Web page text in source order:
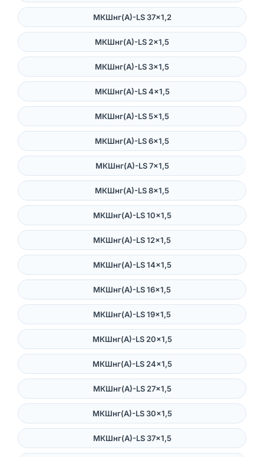
МКШнг(А)-LS 37×1,2
МКШнг(А)-LS 2×1,5
МКШнг(А)-LS 3×1,5
МКШнг(А)-LS 4×1,5
МКШнг(А)-LS 5×1,5
МКШнг(А)-LS 6×1,5
МКШнг(А)-LS 7×1,5
МКШнг(А)-LS 8×1,5
МКШнг(А)-LS 10×1,5
МКШнг(А)-LS 12×1,5
МКШнг(А)-LS 14×1,5
МКШнг(А)-LS 16×1,5
МКШнг(А)-LS 19×1,5
МКШнг(А)-LS 20×1,5
МКШнг(А)-LS 24×1,5
МКШнг(А)-LS 27×1,5
МКШнг(А)-LS 30×1,5
МКШнг(А)-LS 37×1,5